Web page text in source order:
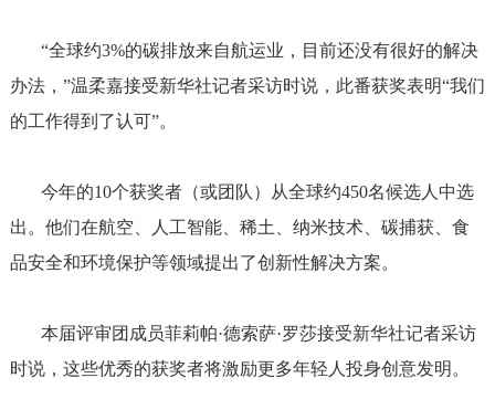
“全球约3%的碳排放来自航运业，目前还没有很好的解决
办法，”温柔嘉接受新华社记者采访时说，此番获奖表明“我们
的工作得到了认可”。
今年的10个获奖者（或团队）从全球约450名候选人中选
出。他们在航空、人工智能、稀土、纳米技术、碳捕获、食
品安全和环境保护等领域提出了创新性解决方案。
本届评审团成员菲莉帕·德索萨·罗莎接受新华社记者采访
时说，这些优秀的获奖者将激励更多年轻人投身创意发明。